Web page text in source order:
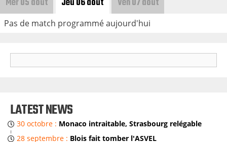
Pas de match programmé aujourd'hui
R
C
LATEST NEWS
30 octobre : Monaco intraitable, Strasbourg relégable
28 septembre : Blois fait tomber l'ASVEL